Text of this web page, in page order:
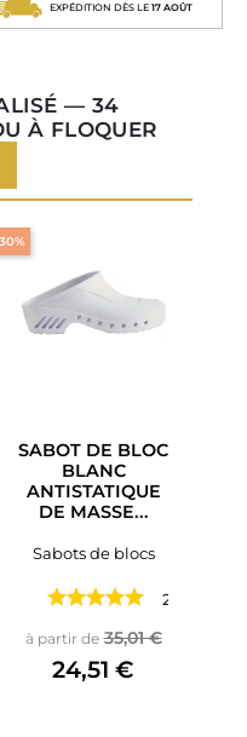
EXPÉDITION DÈS LE 17 AOÛT
— 34
À FLOQUER
SABOT DE BLOC
BLANC
ANTISTATIQUE
DE MASSE...
Sabots de blocs
2 avis
à partir de Prix de base
35,01 €Prix
24,51 €